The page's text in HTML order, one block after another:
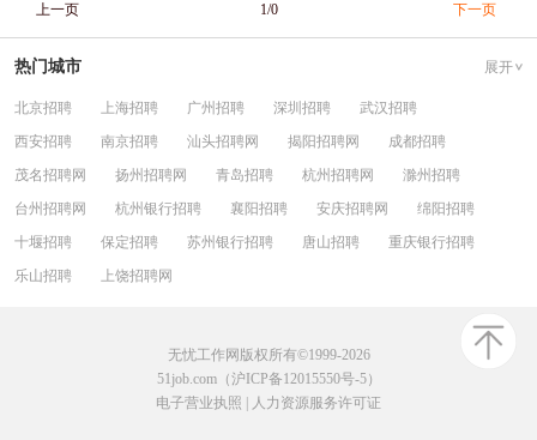
上一页 1/0 下一页
热门城市 展开
北京招聘 上海招聘 广州招聘 深圳招聘
武汉招聘
西安招聘
南京招聘 汕头招聘网 揭阳招聘网
成都招聘
茂名招聘网
扬州招聘网 青岛招聘 杭州招聘网
滁州招聘
台州招聘网
杭州银行招聘 襄阳招聘 安庆招聘网
绵阳招聘
十堰招聘
保定招聘 苏州银行招聘 唐山招聘
重庆银行招聘
乐山招聘
上饶招聘网
无忧工作网版权所有©1999-2026
51job.com（沪ICP备12015550号-5）
电子营业执照
人力资源服务许可证